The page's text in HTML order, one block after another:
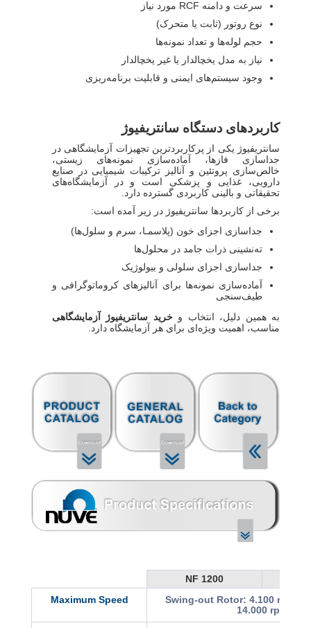
سرعت و دامنه RCF مورد نیاز
نوع روتور (ثابت یا متحرک)
حجم لوله‌ها و تعداد نمونه‌ها
نیاز به مدل یخچالدار یا غیر یخچالدار
وجود سیستم‌های ایمنی و قابلیت برنامه‌ریزی
کاربردهای دستگاه سانتریفیوژ
سانتریفیوژ یکی از پرکاربردترین تجهیزات آزمایشگاهی در
جداسازی فازها، آماده‌سازی نمونه‌های زیستی،
خالص‌سازی پروتئین و آنالیز ترکیبات شیمیایی در صنایع
دارویی، غذایی و پزشکی است و در آزمایشگاه‌های
تحقیقاتی و بالینی کاربردی گسترده دارد.
برخی از کاربردها سانتريفيوژ در زیر آمده است:
جداسازی اجزای خون (پلاسمـا، سرم و سلول‌ها)
ته‌نشینی ذرات جامد در محلول‌ها
جداسازی اجزای سلولی و بیولوژیک
آماده‌سازی نمونه‌ها برای آنالیزهای کروماتوگرافی و
طیف‌سنجی
به همین دلیل، انتخاب وخرید سانتریفیوژ آزمایشگاهی
مناسب، اهمیت ویژه‌ای برای هر آزمایشگاه دارد.
NF 1200
Maximum Speed
Swing-out Rotor: 4.100 rpm
14.000 rpm